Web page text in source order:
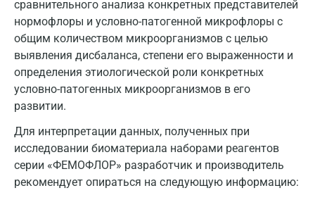
сравнительного анализа конкретных представителей
нормофлоры и условно-патогенной микрофлоры с
общим количеством микроорганизмов с целью
выявления дисбаланса, степени его выраженности и
определения этиологической роли конкретных
условно-патогенных микроорганизмов в его
развитии.
Для интерпретации данных, полученных при
исследовании биоматериала наборами реагентов
серии «ФЕМОФЛОР» разработчик и производитель
рекомендует опираться на следующую информацию:
Фрязино
Химки
Чебоксары
Челябинск
Череповец
Чехов